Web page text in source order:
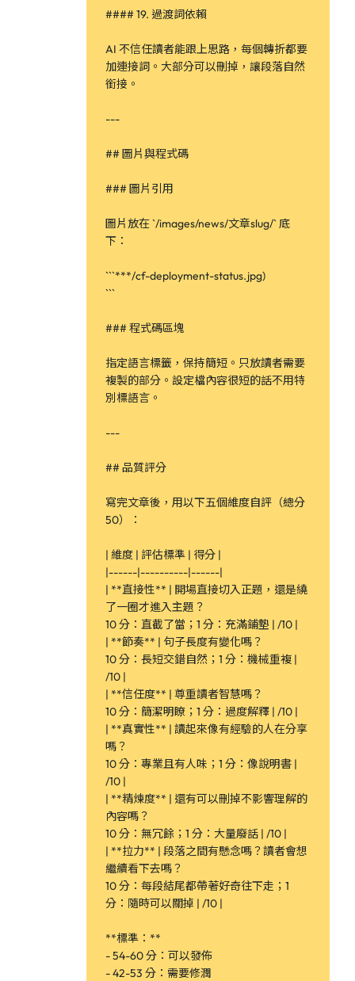
#### 19. 過渡詞依賴
AI 不信任讀者能跟上思路，每個轉折都要
加連接詞。大部分可以刪掉，讓段落自然
銜接。
---
## 圖片與程式碼
### 圖片引用
圖片放在 `/images/news/文章slug/` 底
下：
```***/cf-deployment-status.jpg)
```
### 程式碼區塊
指定語言標籤，保持簡短。只放讀者需要
複製的部分。設定檔內容很短的話不用特
別標語言。
---
## 品質評分
寫完文章後，用以下五個維度自評（總分
50）：
| 維度 | 評估標準 | 得分 |
|------|----------|------|
| **直接性** | 開場直接切入正題，還是繞
了一圈才進入主題？
10 分：直截了當；1 分：充滿鋪墊 | /10 |
| **節奏** | 句子長度有變化嗎？
10 分：長短交錯自然；1 分：機械重複 |
/10 |
| **信任度** | 尊重讀者智慧嗎？
10 分：簡潔明瞭；1 分：過度解釋 | /10 |
| **真實性** | 讀起來像有經驗的人在分享
嗎？
10 分：專業且有人味；1 分：像說明書 |
/10 |
| **精煉度** | 還有可以刪掉不影響理解的
內容嗎？
10 分：無冗餘；1 分：大量廢話 | /10 |
| **拉力** | 段落之間有懸念嗎？讀者會想
繼續看下去嗎？
10 分：每段結尾都帶著好奇往下走；1
分：隨時可以關掉 | /10 |
**標準：**
- 54-60 分：可以發佈
- 42-53 分：需要修潤